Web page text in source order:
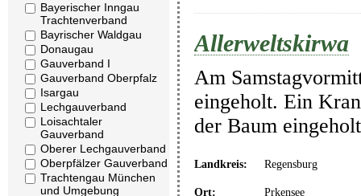
Bayerischer Inngau
Trachtenverband
Bayrischer Waldgau
Donaugau
Gauverband I
Gauverband Oberpfalz
Isargau
Lechgauverband
Loisachtaler
Gauverband
Oberer Lechgauverband
Oberpfälzer Gauverband
Trachtengau München
und Umgebung
Allerweltskirwa
Am
eingeholt. Ein
der Baum
Landkreis: Regensburg
Ort: Prkensee